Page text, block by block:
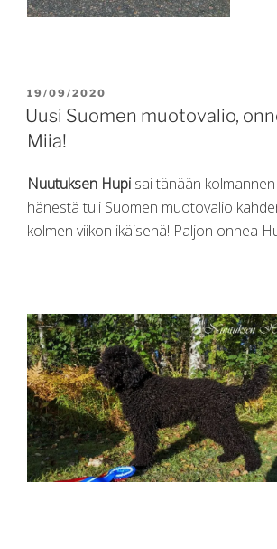
POSTED
ON
19/09/2020
Uusi Suomen muotovalio,
Miia!
Nuutuksen Hupi sai tänään
hänestä tuli Suomen muotovalio
kolmen viikon ikäisenä! Paljon onnea